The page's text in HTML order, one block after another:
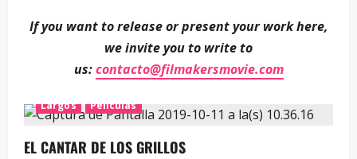
If you want to release or present your work here,
we invite you to write to
us:contacto@filmakersmovie.com
Largos Películas
EL CANTAR DE LOS GRILLOS